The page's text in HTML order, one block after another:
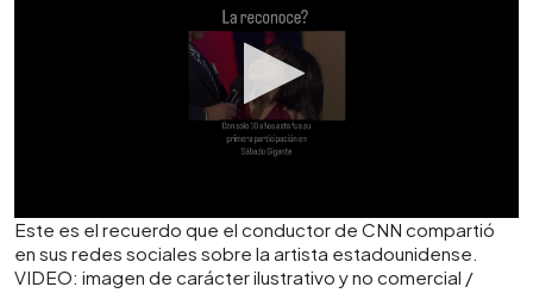
Este es el recuerdo que el conductor de CNN compartió
en sus redes sociales sobre la artista estadounidense.
VIDEO: imagen de carácter ilustrativo y no comercial /